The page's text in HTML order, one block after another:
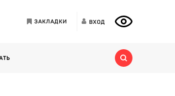
ЗАКЛАДКИ ВХОД